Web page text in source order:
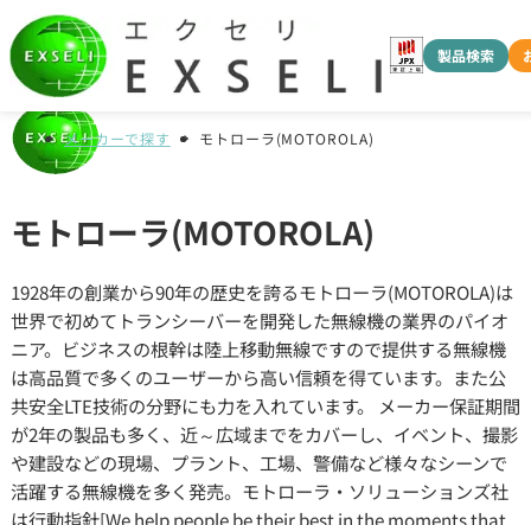
製品検索
メーカーで探す モトローラ(MOTOROLA)
モトローラ(MOTOROLA)
1928年の創業から90年の歴史を誇るモトローラ(MOTOROLA)は
世界で初めてトランシーバーを開発した無線機の業界のパイオ
ニア。ビジネスの根幹は陸上移動無線ですので提供する無線機
は高品質で多くのユーザーから高い信頼を得ています。また公
共安全LTE技術の分野にも力を入れています。 メーカー保証期間
が2年の製品も多く、近～広域までをカバーし、イベント、撮影
や建設などの現場、プラント、工場、警備など様々なシーンで
活躍する無線機を多く発売。モトローラ・ソリューションズ社
は行動指針[We help people be their best in the moments that